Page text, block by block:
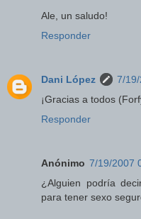
Ale, un saludo!
Responder
Dani López
7/
¡Gracias a todos
Responder
Anónimo 7/19/2007
¿Alguien podría
para tener sexo